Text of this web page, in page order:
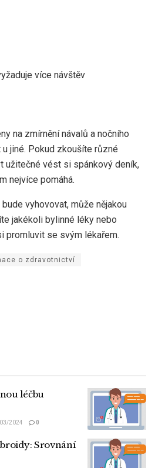
více návštěv
na zmírnění návalů a nočního
jiné. Pokud zkoušíte různé
užitečné vést si spánkový deník,
nejvíce pomáhá.
vyhovovat, může nějakou
jakékoli bylinné léky nebo
promluvit se svým lékařem.
o zdravotnictví
léčbu
2024 0
Srovnání